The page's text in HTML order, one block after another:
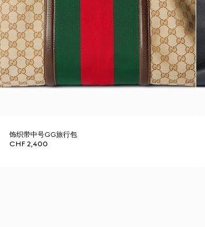
饰织带中号GG旅行包
CHF 2,400